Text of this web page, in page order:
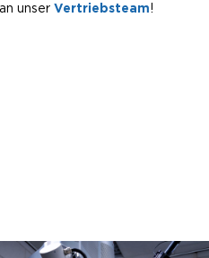
unser Vertriebsteam!